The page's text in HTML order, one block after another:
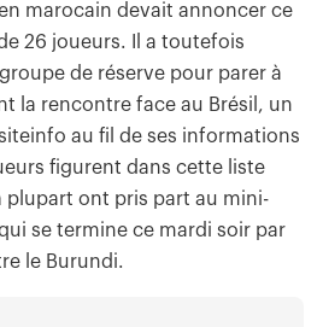
marocain devait annoncer ce
26 joueurs. Il a toutefois
de réserve pour parer à
la rencontre face au Brésil, un
au fil de ses informations
figurent dans cette liste
plupart ont pris part au mini-
se termine ce mardi soir par
le Burundi.